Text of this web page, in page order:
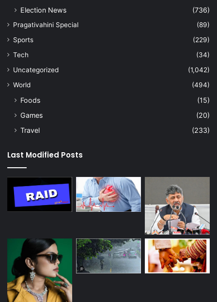
Election News (736)
Pragativahini Special
(89)
Sports
(229)
Tech
(34)
Uncategorized
(1,042)
World
(494)
Foods
(15)
Games
(20)
Travel
(233)
Last Modified Posts